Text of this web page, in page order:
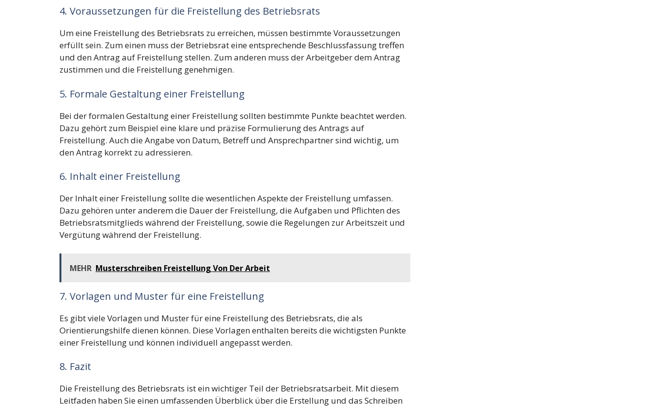
4. Voraussetzungen für die Freistellung des Betriebsrats
Um eine Freistellung des Betriebsrats zu erreichen, müssen bestimmte Voraussetzungen
erfüllt sein. Zum einen muss der Betriebsrat eine entsprechende Beschlussfassung treffen
und den Antrag auf Freistellung stellen. Zum anderen muss der Arbeitgeber dem Antrag
zustimmen und die Freistellung genehmigen.
5. Formale Gestaltung einer Freistellung
Bei der formalen Gestaltung einer Freistellung sollten bestimmte Punkte beachtet werden.
Dazu gehört zum Beispiel eine klare und präzise Formulierung des Antrags auf
Freistellung. Auch die Angabe von Datum, Betreff und Ansprechpartner sind wichtig, um
den Antrag korrekt zu adressieren.
6. Inhalt einer Freistellung
Der Inhalt einer Freistellung sollte die wesentlichen Aspekte der Freistellung umfassen.
Dazu gehören unter anderem die Dauer der Freistellung, die Aufgaben und Pflichten des
Betriebsratsmitglieds während der Freistellung, sowie die Regelungen zur Arbeitszeit und
Vergütung während der Freistellung.
MEHR Musterschreiben Freistellung Von Der Arbeit
7. Vorlagen und Muster für eine Freistellung
Es gibt viele Vorlagen und Muster für eine Freistellung des Betriebsrats, die als
Orientierungshilfe dienen können. Diese Vorlagen enthalten bereits die wichtigsten Punkte
einer Freistellung und können individuell angepasst werden.
8. Fazit
Die Freistellung des Betriebsrats ist ein wichtiger Teil der Betriebsratsarbeit. Mit diesem
Leitfaden haben Sie einen umfassenden Überblick über die Erstellung und das Schreiben